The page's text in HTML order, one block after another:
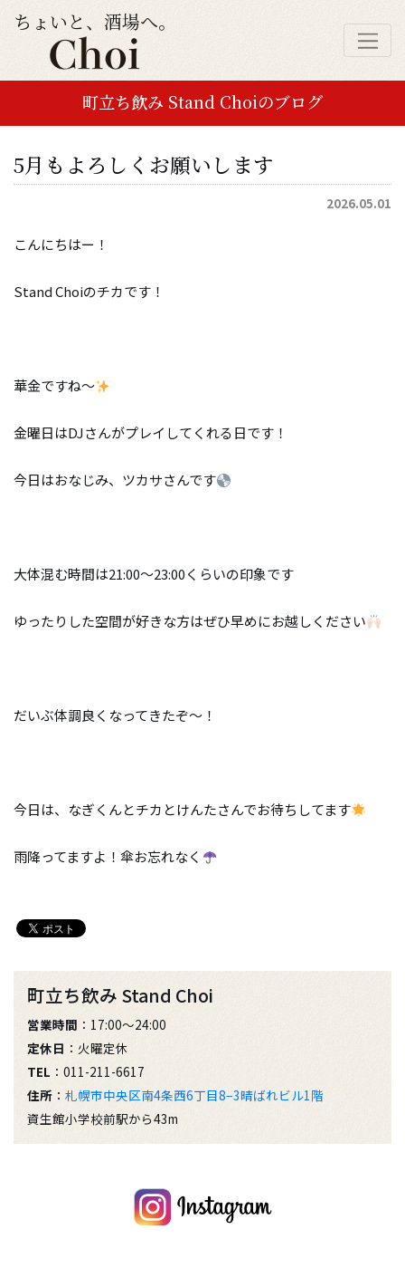
ちょいと、酒場へ。
町立ち飲み Stand Choiのブログ
5月もよろしくお願いします
2026.05.01
こんにちはー！
Stand Choiのチカです！
華金ですね〜
金曜日はDJさんがプレイしてくれる日です！
今日はおなじみ、ツカサさんです
大体混む時間は21:00〜23:00くらいの印象です
ゆったりした空間が好きな方はぜひ早めにお越しください
だいぶ体調良くなってきたぞ〜！
今日は、なぎくんとチカとけんたさんでお待ちしてます
雨降ってますよ！傘お忘れなく
町立ち飲み Stand Choi
営業時間 ：17:00〜24:00
定休日 ：火曜定休
TEL ：011-211-6617
住所 ： 札幌市中央区南4条西6丁目8−3晴ばれビル1階
資生館小学校前駅から43m